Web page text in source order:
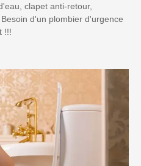
clapet anti-retour,
d'un plombier d'urgence
!!!